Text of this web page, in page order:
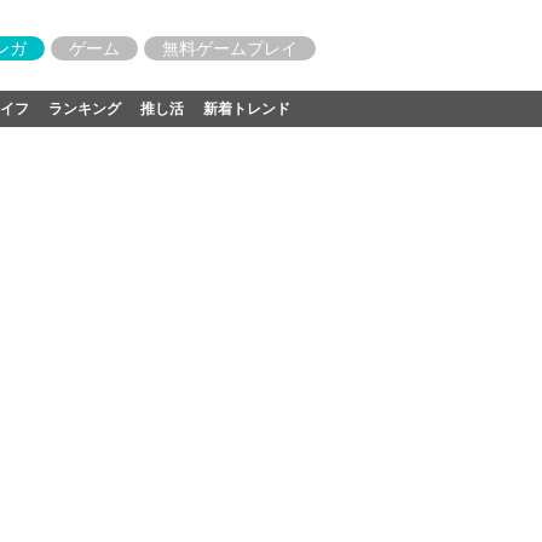
ガ ゲーム 無料ゲームプレイ
フ ランキング 推し活 新着トレンド